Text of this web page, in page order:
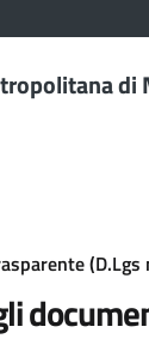
di